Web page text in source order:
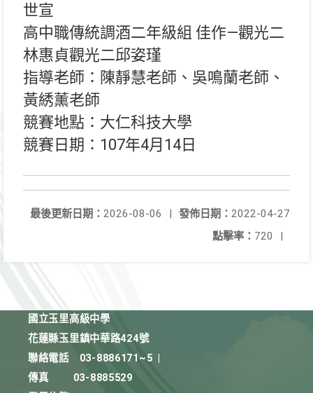
世宣
高中職傳統調酒二年級組 佳作—觀光二
林惠貞觀光二邱姿瑾
指導老師：陳靜慧老師、吳鳴蘭老師、
黃綉薰老師
競賽地點：大仁科技大學
競賽日期：107年4月14日
發佈日期： 2022-04-27
最後更新日期： 2026-08-06
|
點擊率： 720 |
國立玉里高級中學
花蓮縣玉里鎮中華路424號
聯絡電話
03-8886171~5
傳真
03-8885529